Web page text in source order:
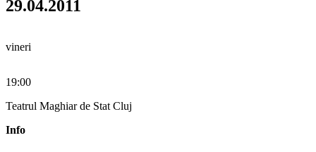
29.04.2011
vineri
19:00
Teatrul Maghiar de Stat Cluj
Info